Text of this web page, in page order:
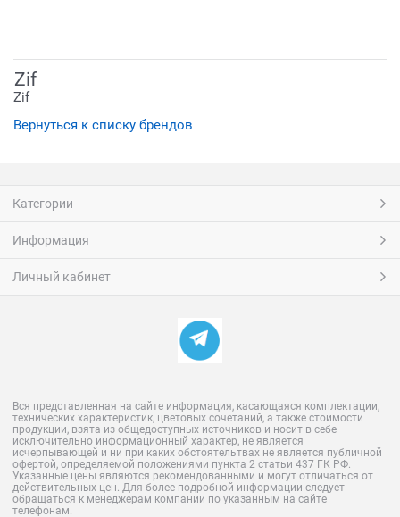
Zif
Zif
Вернуться к списку брендов
Категории
Информация
Личный кабинет
Вся представленная на сайте информация, касающаяся комплектации,
технических характеристик, цветовых сочетаний, а также стоимости
продукции, взята из общедоступных источников и носит в себе
исключительно информационный характер, не является
исчерпывающей и ни при каких обстоятельтвах не является публичной
офертой, определяемой положениями пункта 2 статьи 437 ГК РФ.
Указанные цены являются рекомендованными и могут отличаться от
действительных цен. Для более подробной информации следует
обращаться к менеджерам компании по указанным на сайте
телефонам.